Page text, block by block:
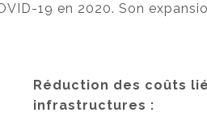
19 en 2020. Son
Réduction des coûts
infrastructures :